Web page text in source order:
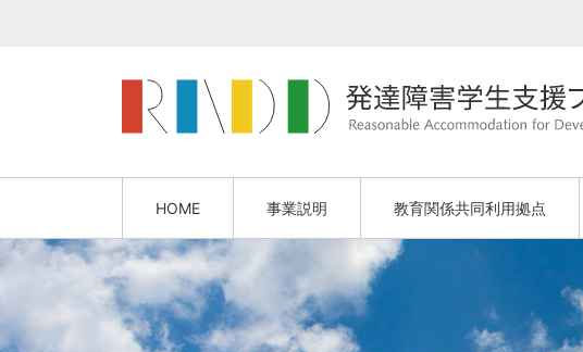
HOME 事業説明 教育関係共同利用拠点